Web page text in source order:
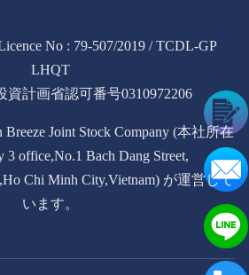
No : 79-507/2019 / TCDL-GP
LHQT
資計画省認可番号0310972206
Joint Stock Company (本社所在
3 office,No.1 Bach Dang Street,
Chi Minh City,Vietnam) が運営して
います。